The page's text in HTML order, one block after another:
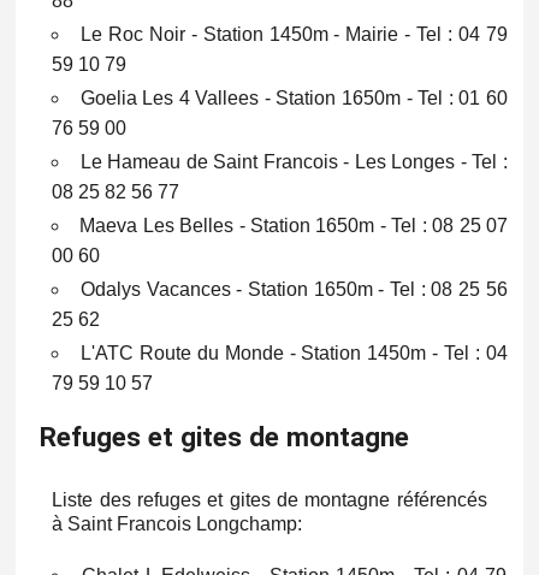
Le Roc Noir - Station 1450m - Mairie - Tel : 04 79
59 10 79
Goelia Les 4 Vallees - Station 1650m - Tel : 01 60
76 59 00
Le Hameau de Saint Francois - Les Longes - Tel :
08 25 82 56 77
Maeva Les Belles - Station 1650m - Tel : 08 25 07
00 60
Odalys Vacances - Station 1650m - Tel : 08 25 56
25 62
L'ATC Route du Monde - Station 1450m - Tel : 04
79 59 10 57
Refuges et gites de montagne
Liste des refuges et gites de montagne référencés
à Saint Francois Longchamp: